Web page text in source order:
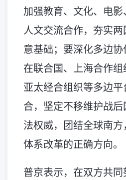
加强教育、文化、电
人文交流合作，夯实
意基础；要深化多边
在联合国、上海合作组
亚太经合组织等多边
合，坚定不移维护战
法权威，团结全球南
体系改革的正确方向。
普京表示，在双方共